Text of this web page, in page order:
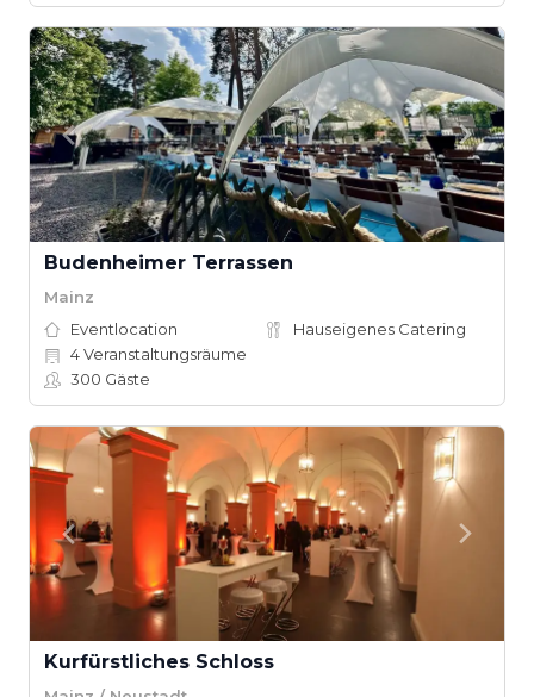
Budenheimer Terrassen
Mainz
Eventlocation
Hauseigenes Catering
4Veranstaltungsräume
300 Gäste
Kurfürstliches Schloss